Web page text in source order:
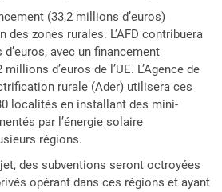
(33,2 millions d’euros)
des zones rurales. L’AFD contribuera
avec un financement
d’euros de l’UE. L’Agence de
rurale (Ader) utilisera ces
localités en installant des mini-
par l’énergie solaire
régions.
des subventions seront octroyées
opérant dans ces régions et ayant